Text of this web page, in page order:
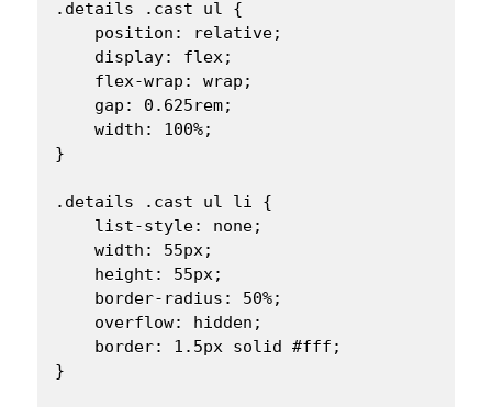
.details .cast ul {
    position: relative;
    display: flex;
    flex-wrap: wrap;
    gap: 0.625rem;
    width: 100%;
}
.details .cast ul li {
    list-style: none;
    width: 55px;
    height: 55px;
    border-radius: 50%;
    overflow: hidden;
    border: 1.5px solid #fff;
}